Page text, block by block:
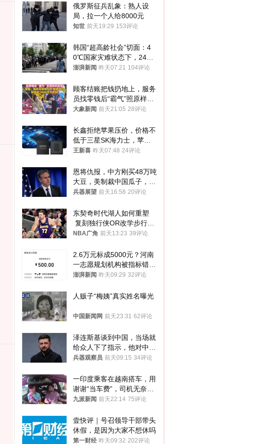
俄罗斯征兵乱象：熟人设
局，拉一个人给8000元
知世 前天19:29 153评论
韩国“超高龄社会”切面：4
0℃国家灾难状态下，2400
名首尔老人还在巷子里收废
澎湃新闻 昨天07:21 104评论
顾客结账把钱扔地上，服务
员找零钱后“霸气”照原样扔
回去
大象新闻 前天21:05 28评论
长鑫拒绝苹果压价，价格不
低于三星SK海力士，苹果
失去了议价权
王新喜 昨天07:48 24评论
恩将仇报，中方刚买48万吨
大豆，美制裁中国瓜子，布
林肯措辞变了
兵器展望 前天16:58 20评论
东契奇时代湖人如何重塑
复刻独行侠OR改学步行
者？
NBA广角 前天13:23 39评论
2.6万元标成5000元？河南
一志愿规划机构被指标错学
费致考生复读
澎湃新闻 昨天09:29 32评论
人贩子“梅姨”真实姓名曝光
中国新闻网 前天23:31 62评论
泽连斯基谈到中国，当场就
给众人下了指示，他对中国
和中乌关系，显然又有了新
兵器观察员 前天09:15 34评论
一印度乘客在越南搭车，用
谢谢“当车费”，司机无奈发
笑；印度网友：不代表印度
九派新闻 前天22:14 75评论
壹快评｜号召领导干部带头
休假，是因为大家不想休吗
第一财经 昨天09:32 202评论